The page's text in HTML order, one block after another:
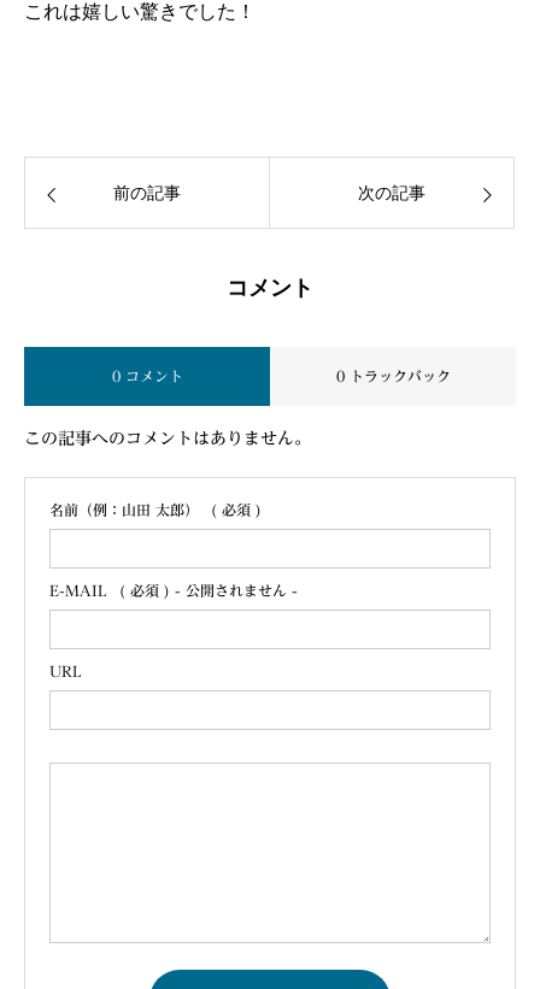
これは嬉しい驚きでした！
前の記事 次の記事
コメント
0 コメント 0 トラックバック
この記事へのコメントはありません。
名前（例：山田 太郎） ( 必須 )
E-MAIL ( 必須 ) - 公開されません -
URL